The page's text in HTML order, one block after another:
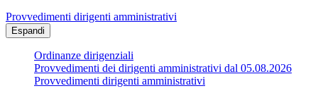
Provvedimenti dirigenti amministrativi
Espandi
Ordinanze dirigenziali
Provvedimenti dei dirigenti amministrativi dal 05.08.2026
Provvedimenti dirigenti amministrativi